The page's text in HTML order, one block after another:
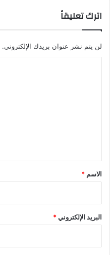
اترك تعليقاً
لن يتم نشر عنوان بريدك الإلكتروني.
*
الاسم *
البريد الإلكتروني*